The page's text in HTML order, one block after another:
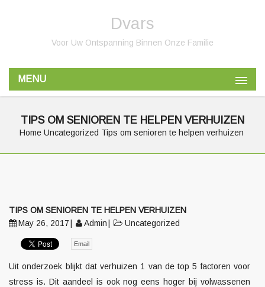
Dvars
Voor Uw Ontspanning Binnen Onze Familie
MENU
TIPS OM SENIOREN TE HELPEN VERHUIZEN
Home Uncategorized Tips om senioren te helpen verhuizen
TIPS OM SENIOREN TE HELPEN VERHUIZEN
May 26, 2017
Admin Uncategorized
Email
Uit onderzoek blijkt dat verhuizen 1 van de top 5 factoren voor
stress is. Dit aandeel is ook nog eens hoger bij volwassenen